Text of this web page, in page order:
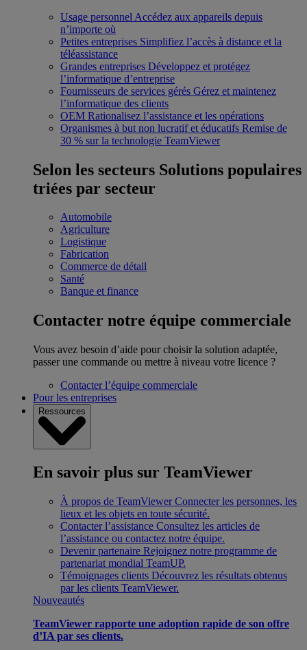
Usage personnel Accédez aux appareils depuis
n’importe où
Petites entreprises Simplifiez l’accès à distance et la
téléassistance
Grandes entreprises Développez et protégez
l’informatique d’entreprise
Fournisseurs de services gérés Gérez et maintenez
l’informatique des clients
OEM Rationalisez l’assistance et les opérations
Organismes à but non lucratif et éducatifs Remise de
30 % sur la technologie TeamViewer
Selon les secteurs Solutions populaires
triées par secteur
Automobile
Agriculture
Logistique
Fabrication
Commerce de détail
Santé
Banque et finance
Contacter notre équipe commerciale
Vous avez besoin d’aide pour choisir la solution adaptée,
passer une commande ou mettre à niveau votre licence ?
Contacter l’équipe commerciale
Pour les entreprises
Ressources
En savoir plus sur TeamViewer
À propos de TeamViewer Connecter les personnes, les
lieux et les objets en toute sécurité.
Contacter l’assistance Consultez les articles de
l’assistance ou contactez notre équipe.
Devenir partenaire Rejoignez notre programme de
partenariat mondial TeamUP.
Témoignages clients Découvrez les résultats obtenus
par les clients TeamViewer.
Nouveautés
TeamViewer rapporte une adoption rapide de son offre
d’IA par ses clients.